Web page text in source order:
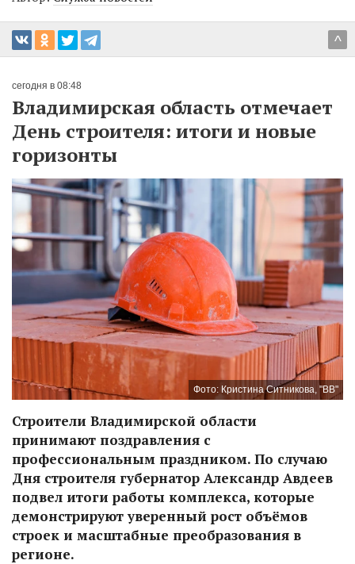
^
сегодня в 08:48
Владимирская область отмечает
День строителя: итоги и новые
горизонты
Фото: Кристина Ситникова, "ВВ"
Строители Владимирской области
принимают поздравления с
профессиональным праздником. По случаю
Дня строителя губернатор Александр Авдеев
подвел итоги работы комплекса, которые
демонстрируют уверенный рост объёмов
строек и масштабные преобразования в
регионе.